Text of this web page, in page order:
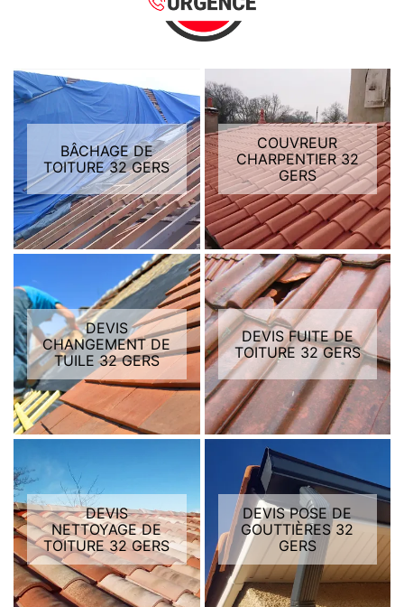
BÂCHAGE DE
TOITURE 32 GERS
COUVREUR
CHARPENTIER 32
GERS
DEVIS
CHANGEMENT DE
TUILE 32 GERS
DEVIS FUITE DE
TOITURE 32 GERS
DEVIS
NETTOYAGE DE
TOITURE 32 GERS
DEVIS POSE DE
GOUTTIÈRES 32
GERS